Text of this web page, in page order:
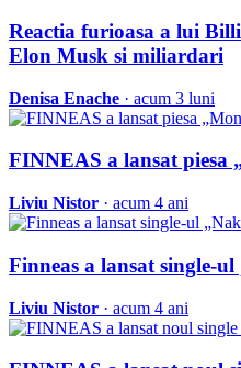
Reactia furioasa a lui
Elon Musk si miliardari
Denisa Enache · acum 3 luni
FINNEAS a lansat piesa
Liviu Nistor · acum 4 ani
Finneas a lansat single-ul
Liviu Nistor · acum 4 ani